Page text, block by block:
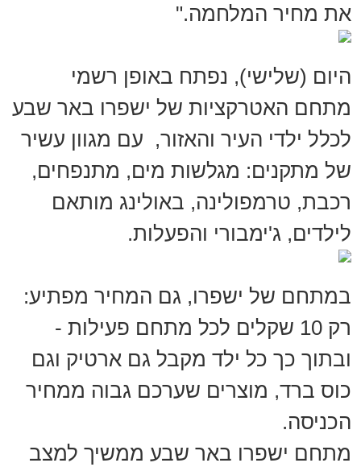
את מחיר המלחמה."
היום (שלישי), נפתח באופן רשמי
מתחם האטרקציות של ישפרו באר שבע
לכלל ילדי העיר והאזור, עם מגוון עשיר
של מתקנים: מגלשות מים, מתנפחים,
רכבת, טרמפולינה, באולינג מותאם
לילדים, ג'ימבורי והפעלות.
במתחם של ישפרו, גם המחיר מפתיע:
רק 10 שקלים לכל מתחם פעילות -
ובתוך כך כל ילד מקבל גם ארטיק וגם
כוס ברד, מוצרים שערכם גבוה ממחיר
הכניסה.
מתחם ישפרו באר שבע ממשיך למצב